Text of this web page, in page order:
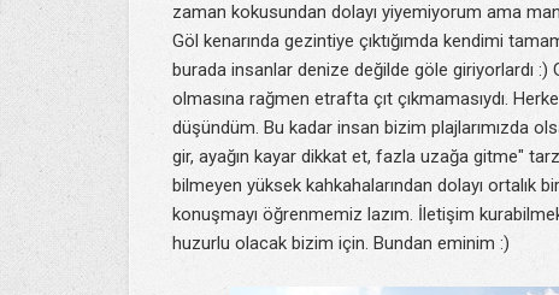
zaman kokusundan dolayı yiyemiyorum ama
Göl kenarında gezintiye çıktığımda kendimi
burada insanlar denize değilde göle giriyorlardı
olmasına rağmen etrafta çıt çıkmamasıydı.
düşündüm. Bu kadar insan bizim plajlarımızda
gir, ayağın kayar dikkat et, fazla uzağa gitme"
bilmeyen yüksek kahkahalarından dolayı ortalık
konuşmayı öğrenmemiz lazım. İletişim
huzurlu olacak bizim için. Bundan eminim :)